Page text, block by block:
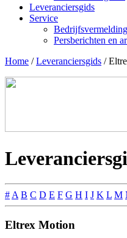
Leveranciersgids
Service
Persberichten en
Home /Leveranciersgids /
# A B C D E F G H I J K L M
Eltrex Motion